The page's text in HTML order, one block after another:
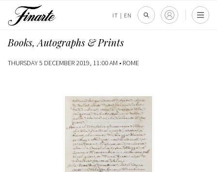
IT | EN
Books, Autographs & Prints
THURSDAY 5 DECEMBER 2019, 11:00 AM • ROME